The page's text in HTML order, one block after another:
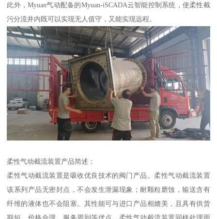
此外，Myuan气动配备的Myuan-iSCADA云智能控制系统，使柔性截
污分流井内既可以实现无人值守，又能实现远程。
柔性气动截流装置产品简述：
柔性气动截流装置是吸收优良技术的阀门产品。柔性气动截流装置
该系列产品无密封点，不会发生泄漏现象；耐颗粒磨蚀，输送含有
纤维的液体也不会阻塞。其性能可与进口产品相媲美，且具有供货